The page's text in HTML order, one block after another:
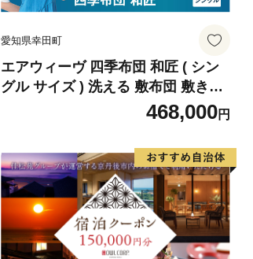
愛知県幸田町
エアウィーヴ 四季布団 和匠 ( シン
グル サイズ ) 洗える 敷布団 敷き布
468,000円